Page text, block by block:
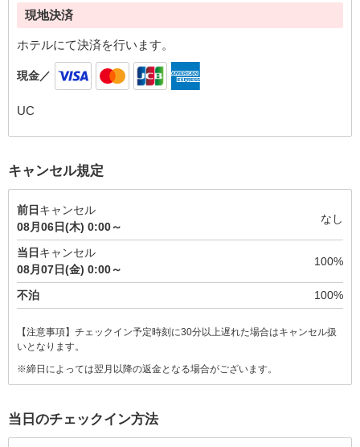
現地決済
ホテルにて決済を行います。
現金／
UC
キャンセル規定
前日 キャンセル
08月06日(木) 0:00～
なし
当日 キャンセル
08月07日(金) 0:00～
100%
不泊 100%
【注意事項】チェックイン予定時刻に30分以上遅れた場合はキャンセル扱
いとなります。
※締日によっては翌月以降の返金となる場合がございます。
当日のチェックイン方法